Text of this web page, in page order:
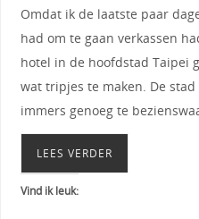
Omdat ik de laatste paar
had om te gaan verkassen
hotel in de hoofdstad Taipei
wat tripjes te maken. De
immers genoeg te
LEES VERDER
Vind ik leuk: